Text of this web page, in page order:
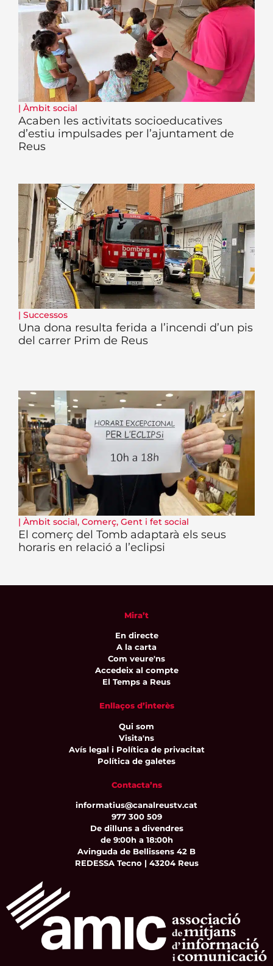
| Àmbit social
Acaben les activitats socioeducatives
d’estiu impulsades per l’ajuntament de
Reus
| Successos
Una dona resulta ferida a l’incendi d’un pis
del carrer Prim de Reus
| Àmbit social, Comerç, Gent i fet social
El comerç del Tomb adaptarà els seus
horaris en relació a l’eclipsi
Mira’t
En directe
A la carta
Com veure'ns
Accedeix al compte
El Temps a Reus
Enllaços d’interès
Qui som
Visita'ns
Avís legal i Política de privacitat
Política de galetes
Contacta’ns
informatius@canalreustv.cat
977 300 509
De dilluns a divendres
de 9:00h a 18:00h
Avinguda de Bellissens 42 B
REDESSA Tecno | 43204 Reus